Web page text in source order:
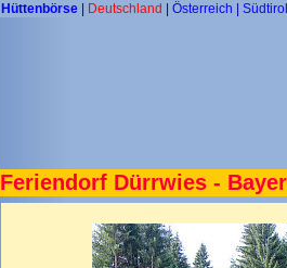
Hüttenbörse Deutschland Österreich Südtirol
Feriendorf Dürrwies -